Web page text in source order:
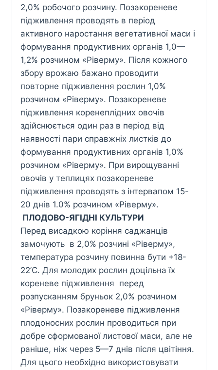
2,0% робочого розчину. Позакореневе
підживлення проводять в період
активного наростання вегетативної маси i
формування продуктивних органів 1,0—
1,2% розчином «Ріверму». Після кожного
збору врожаю бажано проводити
повторне підживлення рослин 1,0%
розчином «Ріверму». Позакореневе
підживлення коренеплідних овочів
здійснюється один раз в період від
наявності пари справжніх листків до
формування продуктивних органів 1,0%
розчином «Ріверму». При вирощуванні
овочів у теплицях позакореневе
підживлення проводять з інтервапом 15-
20 днів 1.0% розчином «Ріверму».
ПЛОДОВО-ЯГІДНІ КУЛЬТУРИ
Перед висадкою коріння саджанців
замочують в 2,0% розчині «Piвepмy»,
температура розчину повинна бути +18-
22’C. Для молодих рослин доцільна ïx
кореневе підживлення перед
розпусканням бруньок 2,0% розчином
«Ріверму». Позакореневе підживлення
плодоносних рослин проводиться при
добре сформованої листової маси, але не
раніше, ніж через 5—7 днів після цвітіння.
Для цього необхідно використовувати